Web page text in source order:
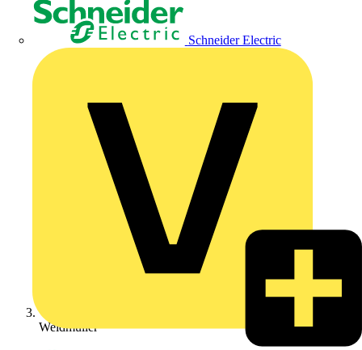
Schneider Electric
Weidmüller